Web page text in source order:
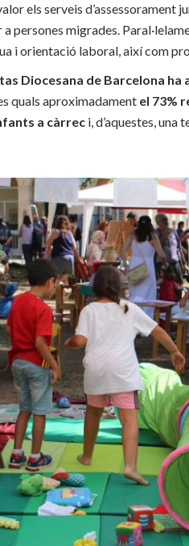
els serveis d’assessorament
persones migrades.
i orientació laboral, així com
Diocesana de Barcelona ha
quals aproximadament el 73%
a càrrec i, d’aquestes,